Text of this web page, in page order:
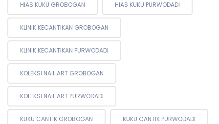
HIAS KUKU GROBOGAN HIAS KUKU PURWODADI
KLINIK KECANTIKAN GROBOGAN
KLINIK KECANTIKAN PURWODADI
KOLEKSI NAIL ART GROBOGAN
KOLEKSI NAIL ART PURWODADI
KUKU CANTIK GROBOGAN KUKU CANTIK PURWODADI